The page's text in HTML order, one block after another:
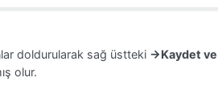
doldurularak sağ üstteki →Kaydet ve
olur.